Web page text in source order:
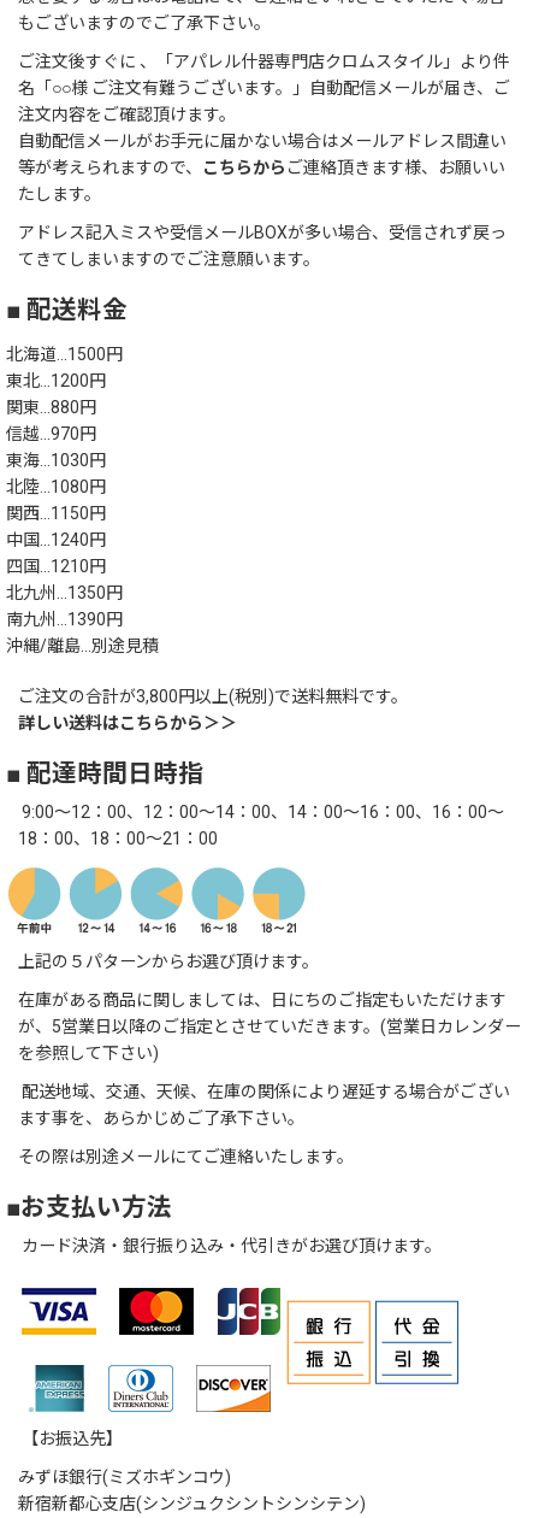
もございますのでご了承下さい。
ご注文後すぐに 、「アパレル什器専門店クロムスタイル」より件
名「○○様 ご注文有難うございます。」自動配信メールが届き、ご
注文内容をご確認頂けます。
自動配信メールがお手元に届かない場合はメールアドレス間違い
等が考えられますので、
こちらから ご連絡頂きます様、お願いい
たします。
アドレス記入ミスや受信メールBOXが多い場合、受信されず戻っ
てきてしまいますのでご注意願います。
■ 配送料金
北海道…1500円
東北…1200円
関東…880円
信越…970円
東海…1030円
北陸…1080円
関西…1150円
中国…1240円
四国…1210円
北九州…1350円
南九州…1390円
沖縄/離島…別途見積
ご注文の合計が3,800円以上(税別)で送料無料です。
詳しい送料はこちらから＞＞
■ 配達時間日時指
9:00～12：00、12：00～14：00、14：00～16：00、16：00～
18：00、18：00～21：00
上記の５パターンからお選び頂けます。
在庫がある商品に関しましては、日にちのご指定もいただけます
が、5営業日以降のご指定とさせていだきます。(営業日カレンダー
を参照して下さい)
配送地域、交通、天候、在庫の関係により遅延する場合がござい
ます事を、あらかじめご了承下さい。
その際は別途メールにてご連絡いたします。
■お支払い方法
カード決済・銀行振り込み・代引きがお選び頂けます。
【お振込先】
みずほ銀行(ミズホギンコウ)
新宿新都心支店(シンジュクシントシンシテン)